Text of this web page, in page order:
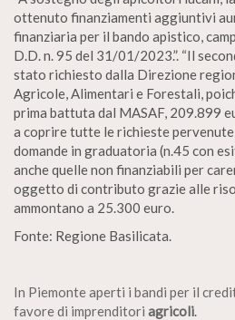
ottenuto finanziamenti aggiuntivi
finanziaria per il bando apistico,
D.D. n. 95 del 31/01/2023.”. “Il
stato richiesto dalla Direzione
Agricole, Alimentari e Forestali,
prima battuta dal MASAF, 209.899
a coprire tutte le richieste
domande in graduatoria (n.45 con
anche quelle non finanziabili per
oggetto di contributo grazie alle
ammontano a 25.300 euro.
Fonte: Regione Basilicata.
In Piemonte aperti i bandi per il
favore di imprenditori agricoli.